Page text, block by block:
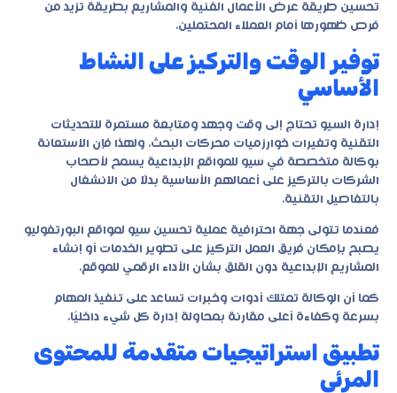
تحسين طريقة عرض الأعمال الفنية والمشاريع بطريقة تزيد من
فرص ظهورها أمام العملاء المحتملين.
توفير الوقت والتركيز على النشاط
الأساسي
إدارة السيو تحتاج إلى وقت وجهد ومتابعة مستمرة للتحديثات
التقنية وتغيرات خوارزميات محركات البحث. ولهذا فإن الاستعانة
بوكالة متخصصة في سيو للمواقع الإبداعية يسمح لأصحاب
الشركات بالتركيز على أعمالهم الأساسية بدلًا من الانشغال
بالتفاصيل التقنية.
فعندما تتولى جهة احترافية عملية تحسين سيو لمواقع البورتفوليو
يصبح بإمكان فريق العمل التركيز على تطوير الخدمات أو إنشاء
المشاريع الإبداعية دون القلق بشأن الأداء الرقمي للموقع.
كما أن الوكالة تمتلك أدوات وخبرات تساعد على تنفيذ المهام
بسرعة وكفاءة أعلى مقارنة بمحاولة إدارة كل شيء داخليًا.
تطبيق استراتيجيات متقدمة للمحتوى
المرئي